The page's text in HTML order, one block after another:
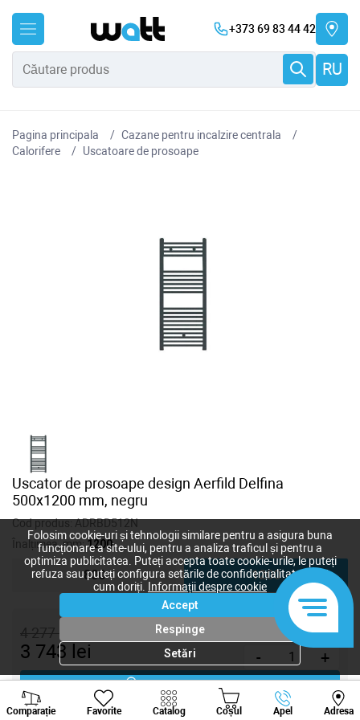
+373 69 83 44 42
RU
Pagina principala
Cazane pentru incalzire centrala
Сalorifere
Uscatoare de prosoape
Uscator de prosoape design Aerfild Delfina
500x1200 mm, negru
Cod produs:ADRBD512N
Înalțimea, mm:1200
800 1200
4 277lei
3 743 lei - +
Cumpără acum
Comparație Favorite Catalog Coșul Apel Adresa
Viber Whatsapp
Folosim cookie-uri și tehnologii similare pentru a asigura buna
funcționare a site-ului, pentru a analiza traficul și pentru a
optimiza publicitatea. Puteți accepta toate cookie-urile, le puteți
refuza sau puteți configura setările de confidențialitate după
cum doriți.
Informații despre cookie
Accept
Respinge
Setări